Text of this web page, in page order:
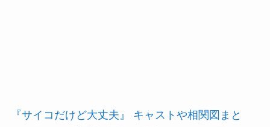
『サイコだけど大丈夫』 キャストや相関図まと